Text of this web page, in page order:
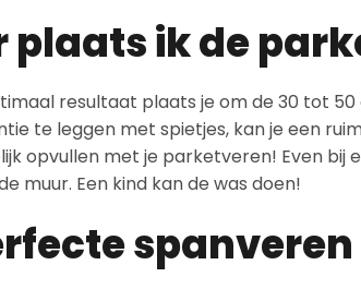
plaats ik de
resultaat plaats je om de 30 tot
te leggen met spietjes, kan je een
opvullen met je parketveren! Even bij
muur. Een kind kan de was doen!